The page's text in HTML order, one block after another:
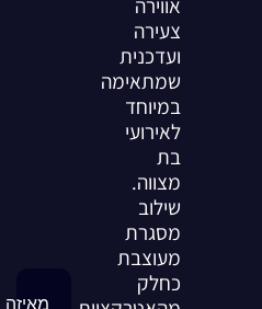
צעירה
ועדכנית
שמתאימה
במיוחד
לאירועי
בת
מצווה.
שילוב
מסגרת
מעוצבת
כחלק
מאיזה